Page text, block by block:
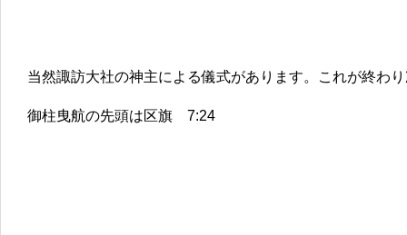
当然諏訪大社の神主による儀式があります。これが終わ
御柱曳航の先頭は区旗 7:24